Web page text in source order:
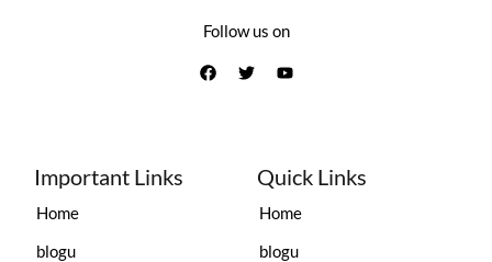
Follow us on
Important Links
Home
blogu
Quick Links
Home
blogu